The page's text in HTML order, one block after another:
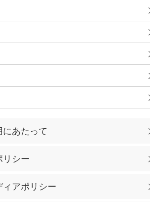
あたって
リシー
ィアポリシー